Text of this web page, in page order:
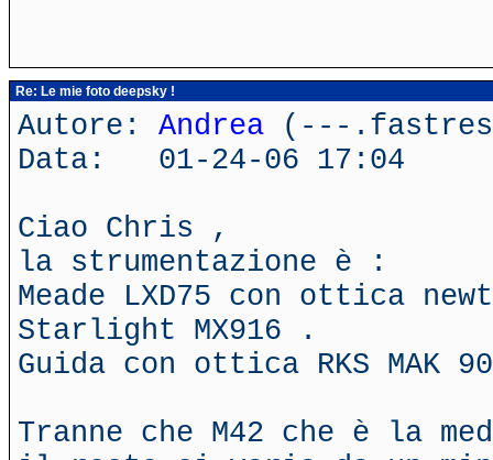
Re: Le mie foto deepsky !
Autore: Andrea (---
Data: 01-24-06 17:04
Ciao Chris ,
la strumentazione è :
Meade LXD75 con ottica
Starlight MX916 .
Guida con ottica RKS MAK
Tranne che M42 che è la